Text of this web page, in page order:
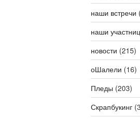
наши встречи
наши
новости (215)
оШалели (16)
Пледы (203)
Скрапбукинг